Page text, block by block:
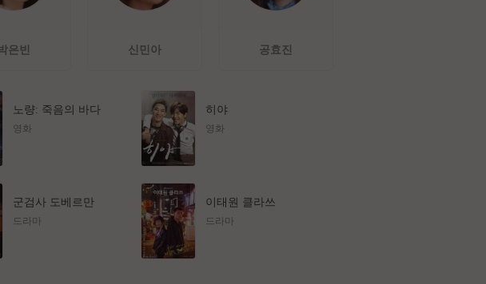
은빈 신민아 공효진
노량: 죽음의 바다
영화
히야
영화
군검사 도베르만
드라마
이태원 클라쓰
드라마